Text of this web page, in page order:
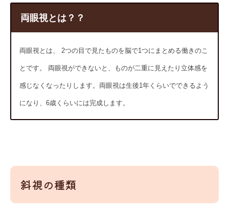
両眼視とは？？
両眼視とは、 2つの目で見たものを脳で1つにまとめる働きのこ
とです。 両眼視ができないと、ものが二重に見えたり立体感を
感じなくなったりします。両眼視は生後1年くらいでできるよう
になり、6歳くらいには完成します。
斜視の種類